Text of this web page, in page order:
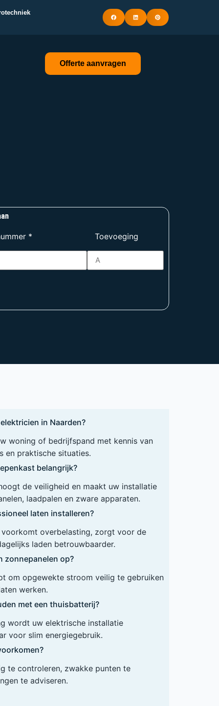
Offerte aanvragen
* Toevoeging
in Naarden?
woning of bedrijfspand met kennis van
en praktische situaties.
belangrijk?
de veiligheid en maakt uw installatie
laadpalen en zware apparaten.
laten installeren?
overbelasting, zorgt voor de
laden betrouwbaarder.
zonnepanelen op?
om opgewekte stroom veilig te gebruiken
werken.
met een thuisbatterij?
wordt uw elektrische installatie
voor slim energiegebruik.
te controleren, zwakke punten te
te adviseren.